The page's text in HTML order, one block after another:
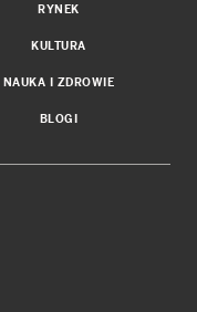
RYNEK
KULTURA
NAUKA I ZDROWIE
BLOGI